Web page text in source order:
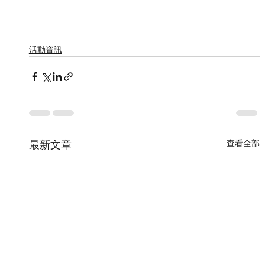
活動資訊
最新文章 查看全部